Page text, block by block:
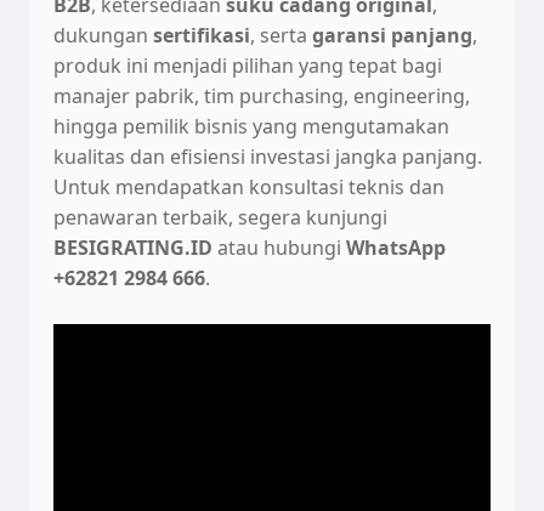
dukungan sertifikasi, serta garansi panjang,
produk ini menjadi pilihan yang tepat bagi
manajer pabrik, tim purchasing, engineering,
hingga pemilik bisnis yang mengutamakan
kualitas dan efisiensi investasi jangka panjang.
Untuk mendapatkan konsultasi teknis dan
penawaran terbaik, segera kunjungi
BESIGRATING.ID atau hubungi WhatsApp
+62821 2984 666.